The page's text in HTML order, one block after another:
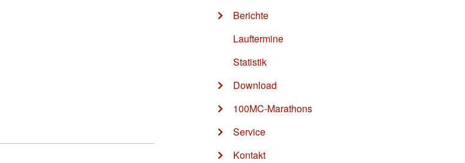
Berichte
Lauftermine
Statistik
Download
100MC-Marathons
Service
Kontakt